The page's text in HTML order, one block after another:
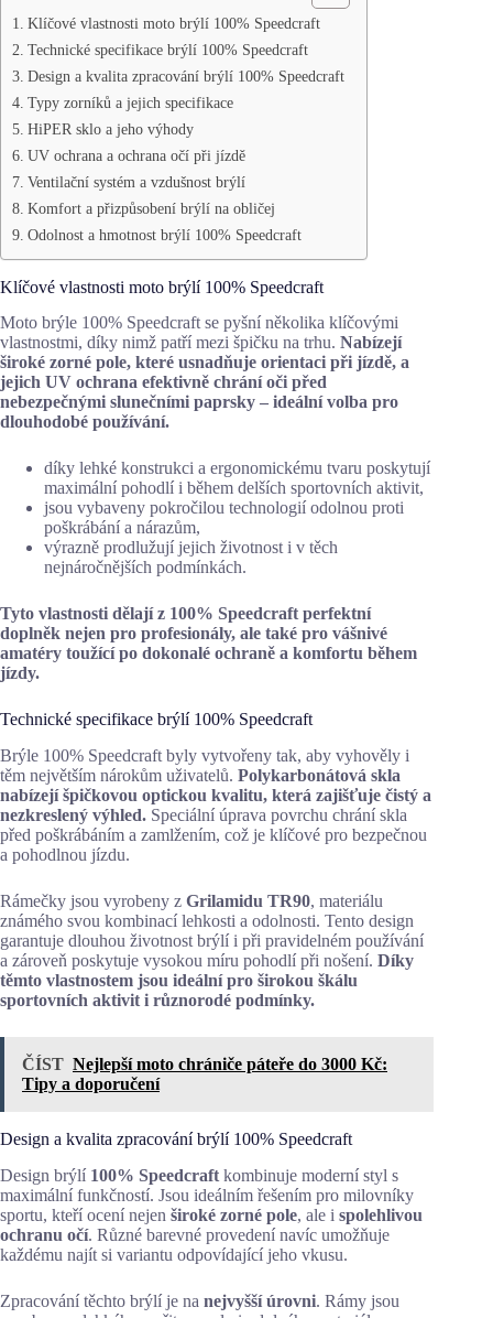
Klíčové vlastnosti moto brýlí 100% Speedcraft
Technické specifikace brýlí 100% Speedcraft
Design a kvalita zpracování brýlí 100% Speedcraft
Typy zorníků a jejich specifikace
HiPER sklo a jeho výhody
UV ochrana a ochrana očí při jízdě
Ventilační systém a vzdušnost brýlí
Komfort a přizpůsobení brýlí na obličej
Odolnost a hmotnost brýlí 100% Speedcraft
Klíčové vlastnosti moto brýlí 100% Speedcraft
Moto brýle 100% Speedcraft se pyšní několika klíčovými
vlastnostmi, díky nimž patří mezi špičku na trhu. Nabízejí
široké zorné pole, které usnadňuje orientaci při jízdě, a
jejich UV ochrana efektivně chrání oči před
nebezpečnými slunečními paprsky – ideální volba pro
dlouhodobé používání.
díky lehké konstrukci a ergonomickému tvaru poskytují
maximální pohodlí i během delších sportovních aktivit,
jsou vybaveny pokročilou technologií odolnou proti
poškrábání a nárazům,
výrazně prodlužují jejich životnost i v těch
nejnáročnějších podmínkách.
Tyto vlastnosti dělají z 100% Speedcraft perfektní
doplněk nejen pro profesionály, ale také pro vášnivé
amatéry toužící po dokonalé ochraně a komfortu během
jízdy.
Technické specifikace brýlí 100% Speedcraft
Brýle 100% Speedcraft byly vytvořeny tak, aby vyhověly i
těm největším nárokům uživatelů. Polykarbonátová skla
nabízejí špičkovou optickou kvalitu, která zajišťuje čistý a
nezkreslený výhled. Speciální úprava povrchu chrání skla
před poškrábáním a zamlžením, což je klíčové pro bezpečnou
a pohodlnou jízdu.
Rámečky jsou vyrobeny z Grilamidu TR90, materiálu
známého svou kombinací lehkosti a odolnosti. Tento design
garantuje dlouhou životnost brýlí i při pravidelném používání
a zároveň poskytuje vysokou míru pohodlí při nošení. Díky
těmto vlastnostem jsou ideální pro širokou škálu
sportovních aktivit i různorodé podmínky.
ČÍST Nejlepší moto chrániče páteře do 3000 Kč:
Tipy a doporučení
Design a kvalita zpracování brýlí 100% Speedcraft
Design brýlí 100% Speedcraft kombinuje moderní styl s
maximální funkčností. Jsou ideálním řešením pro milovníky
sportu, kteří ocení nejen široké zorné pole, ale i spolehlivou
ochranu očí. Různé barevné provedení navíc umožňuje
každému najít si variantu odpovídající jeho vkusu.
Zpracování těchto brýlí je na nejvyšší úrovni. Rámy jsou